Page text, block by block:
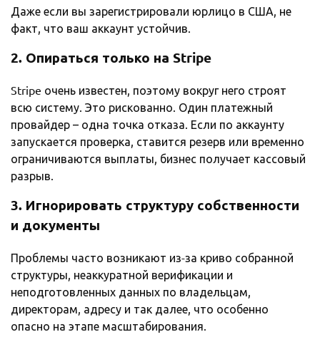
Даже если вы зарегистрировали юрлицо в США, не
факт, что ваш аккаунт устойчив.
2. Опираться только на Stripe
Stripe очень известен, поэтому вокруг него строят
всю систему. Это рискованно. Один платежный
провайдер – одна точка отказа. Если по аккаунту
запускается проверка, ставится резерв или временно
ограничиваются выплаты, бизнес получает кассовый
разрыв.
3. Игнорировать структуру собственности
и документы
Проблемы часто возникают из-за криво собранной
структуры, неаккуратной верификации и
неподготовленных данных по владельцам,
директорам, адресу и так далее, что особенно
опасно на этапе масштабирования.